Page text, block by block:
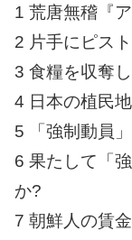
1 荒唐無稽『ア
2 片手にピス
3 食糧を収奪
4 日本の植民
5 「強制動員
6 果たして「
か?
7 朝鮮人の賃